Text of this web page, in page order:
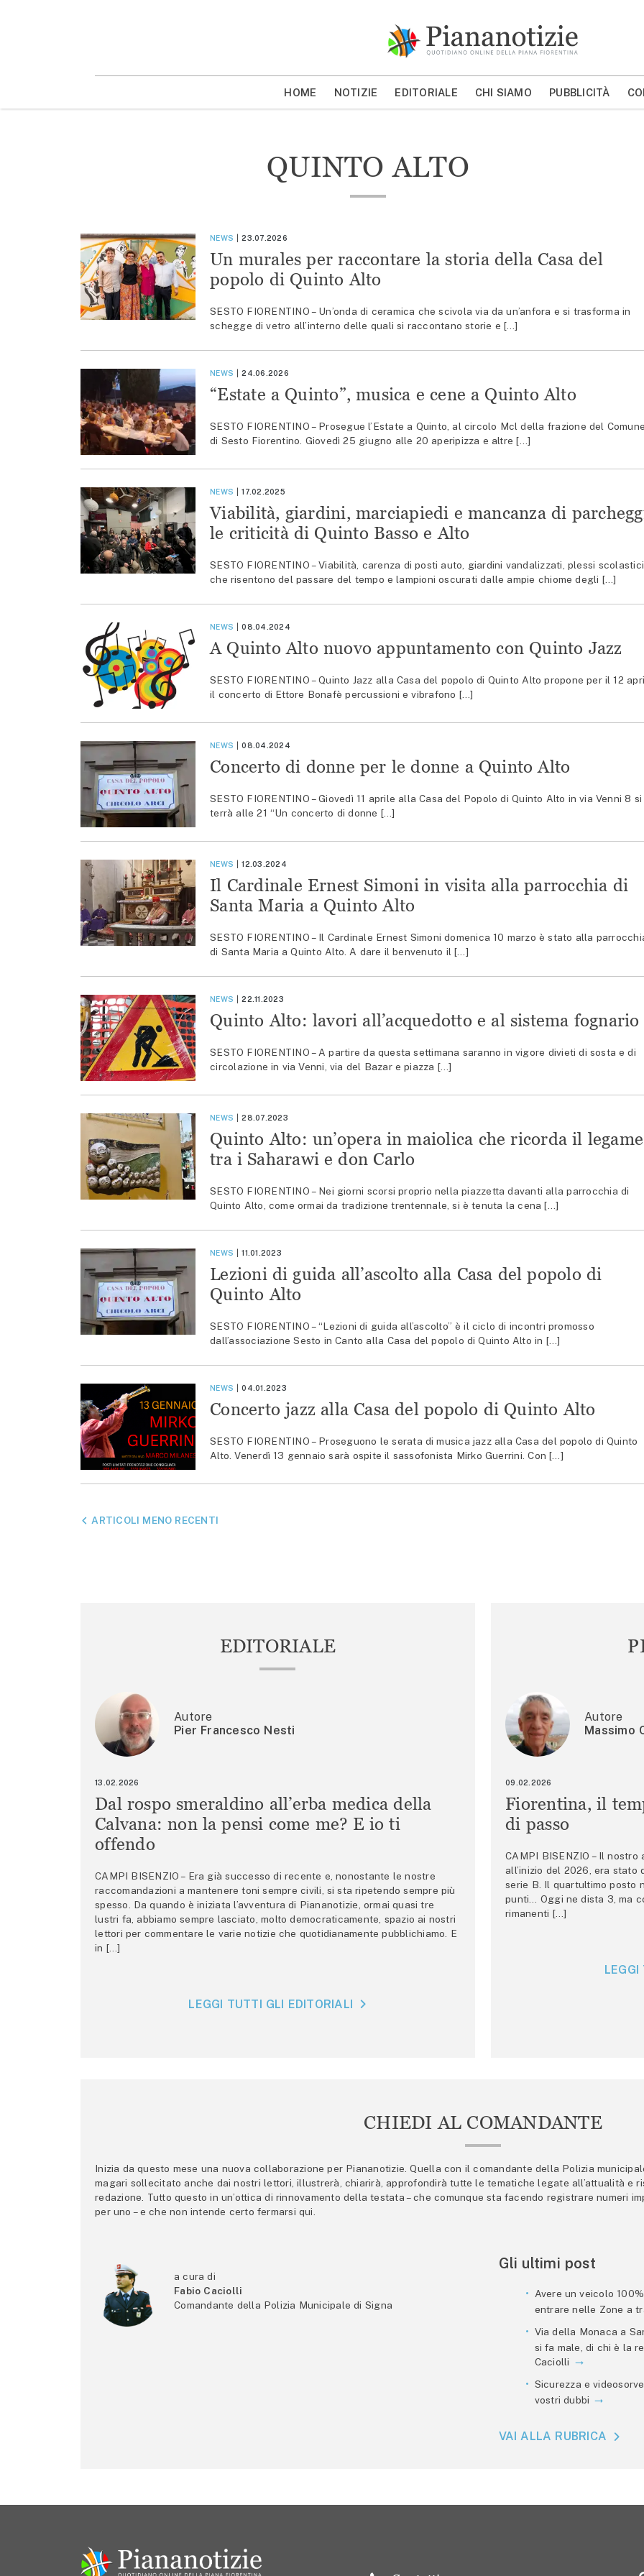
MOSTRA/NASCONDI CERCA
HOME NOTIZIE EDITORIALE CHI SIAMO PUBBLICITÀ
QUINTO ALTO
NEWS 23.07.2026
Un murales per raccontare la storia della Casa del
popolo di Quinto Alto
SESTO FIORENTINO – Un’onda di ceramica che scivola via da un’anfora e si trasforma in
schegge di vetro all’interno delle quali si raccontano storie e […]
NEWS 24.06.2026
“Estate a Quinto”, musica e cene a Quinto Alto
SESTO FIORENTINO – Prosegue l’Estate a Quinto, al circolo Mcl della frazione del
di Sesto Fiorentino. Giovedì 25 giugno alle 20 aperipizza e altre […]
NEWS 17.02.2025
Viabilità, giardini, marciapiedi e mancanza di
le criticità di Quinto Basso e Alto
SESTO FIORENTINO – Viabilità, carenza di posti auto, giardini vandalizzati, plessi scolastici
che risentono del passare del tempo e lampioni oscurati dalle ampie chiome degli […]
NEWS 08.04.2024
A Quinto Alto nuovo appuntamento con Quinto Jazz
SESTO FIORENTINO – Quinto Jazz alla Casa del popolo di Quinto Alto propone per il 12
il concerto di Ettore Bonafè percussioni e vibrafono […]
NEWS 08.04.2024
Concerto di donne per le donne a Quinto Alto
SESTO FIORENTINO – Giovedì 11 aprile alla Casa del Popolo di Quinto Alto in via Venni 8 si
terrà alle 21 “Un concerto di donne […]
NEWS 12.03.2024
Il Cardinale Ernest Simoni in visita alla parrocchia di
Santa Maria a Quinto Alto
SESTO FIORENTINO – Il Cardinale Ernest Simoni domenica 10 marzo è stato alla
di Santa Maria a Quinto Alto. A dare il benvenuto il […]
NEWS 22.11.2023
Quinto Alto: lavori all’acquedotto e al sistema fognario
SESTO FIORENTINO – A partire da questa settimana saranno in vigore divieti di sosta e di
circolazione in via Venni, via del Bazar e piazza […]
NEWS 28.07.2023
Quinto Alto: un’opera in maiolica che ricorda il legame
tra i Saharawi e don Carlo
SESTO FIORENTINO – Nei giorni scorsi proprio nella piazzetta davanti alla parrocchia di
Quinto Alto, come ormai da tradizione trentennale, si è tenuta la cena […]
NEWS 11.01.2023
Lezioni di guida all’ascolto alla Casa del popolo di
Quinto Alto
SESTO FIORENTINO – “Lezioni di guida all’ascolto” è il ciclo di incontri promosso
dall’associazione Sesto in Canto alla Casa del popolo di Quinto Alto in […]
NEWS 04.01.2023
Concerto jazz alla Casa del popolo di Quinto Alto
SESTO FIORENTINO – Proseguono le serata di musica jazz alla Casa del popolo di Quinto
Alto. Venerdì 13 gennaio sarà ospite il sassofonista Mirko Guerrini. Con […]
NAVIGAZIONE
ARTICOLI MENO RECENTI
EDITORIALE
Autore
Pier Francesco Nesti
13.02.2026
Dal rospo smeraldino all’erba medica della
Calvana: non la pensi come me? E io ti
offendo
CAMPI BISENZIO – Era già successo di recente e, nonostante le nostre
raccomandazioni a mantenere toni sempre civili, si sta ripetendo sempre più
spesso. Da quando è iniziata l’avventura di Piananotizie, ormai quasi tre
lustri fa, abbiamo sempre lasciato, molto democraticamente, spazio ai nostri
lettori per commentare le varie notizie che quotidianamente pubblichiamo. E
in […]
LEGGI TUTTI GLI EDITORIALI
Autore
Massimo
09.02.2026
Fiorentina, il
di passo
CAMPI BISENZIO – Il
all’inizio del 2026, era stato
serie B. Il quartultimo posto
punti… Oggi ne dista 3, ma
rimanenti […]
CHIEDI AL COMANDANTE
Inizia da questo mese una nuova collaborazione per Piananotizie. Quella con il comandante della Polizia
magari sollecitato anche dai nostri lettori, illustrerà, chiarirà, approfondirà tutte le tematiche legate all’attualità e
redazione. Tutto questo in un’ottica di rinnovamento della testata – che comunque sta facendo registrare numeri
per uno – e che non intende certo fermarsi qui.
a cura di
Fabio Caciolli
Comandante della Polizia Municipale di Signa
Gli ultimi post
Avere un veicolo
entrare nelle Zone a
Via della Monaca a
si fa male, di chi è la
Caciolli
Sicurezza e
vostri dubbi
VAI ALLA RUBRICA